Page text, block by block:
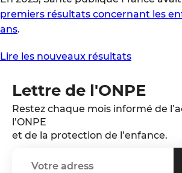
premiers résultats concernant les
ans.
Lire les nouveaux résultats
Lettre de l'ONPE
Restez chaque mois informé de
l’ONPE
et de la protection de l’enfance.